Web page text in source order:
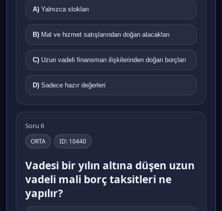
A) Yalnızca stokları
B) Mal ve hizmet satışlarından doğan alacakları
C) Uzun vadeli finansman ilişkilerinden doğan borçları
D) Sadece hazır değerleri
Soru 6
ORTA ID: 10440
Vadesi bir yılın altına düşen uzun
vadeli mali borç taksitleri ne
yapılır?